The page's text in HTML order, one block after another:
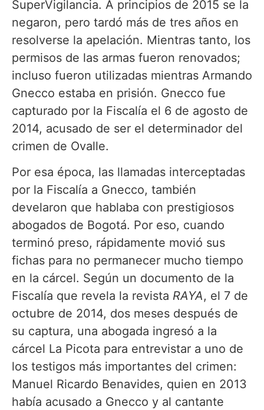
SuperVigilancia. A principios de 2015 se la
negaron, pero tardó más de tres años en
resolverse la apelación. Mientras tanto, los
permisos de las armas fueron renovados;
incluso fueron utilizadas mientras Armando
Gnecco estaba en prisión. Gnecco fue
capturado por la Fiscalía el 6 de agosto de
2014, acusado de ser el determinador del
crimen de Ovalle.
Por esa época, las llamadas interceptadas
por la Fiscalía a Gnecco, también
develaron que hablaba con prestigiosos
abogados de Bogotá. Por eso, cuando
terminó preso, rápidamente movió sus
fichas para no permanecer mucho tiempo
en la cárcel. Según un documento de la
Fiscalía que revela la revista RAYA, el 7 de
octubre de 2014, dos meses después de
su captura, una abogada ingresó a la
cárcel La Picota para entrevistar a uno de
los testigos más importantes del crimen:
Manuel Ricardo Benavides, quien en 2013
había acusado a Gnecco y al cantante